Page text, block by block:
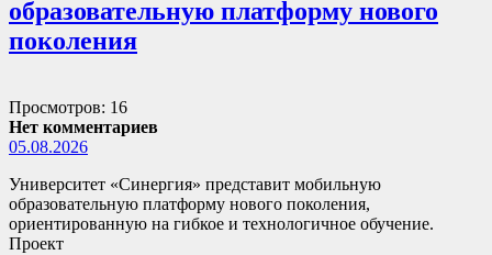
образовательную платформу нового
поколения
Просмотров: 16
Нет комментариев
05.08.2026
Университет «Синергия» представит мобильную
образовательную платформу нового поколения,
ориентированную на гибкое и технологичное обучение.
Проект